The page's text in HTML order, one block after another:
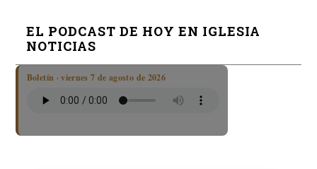
EL PODCAST DE HOY EN IGLESIA
NOTICIAS
Boletín · viernes 7 de agosto de 2026